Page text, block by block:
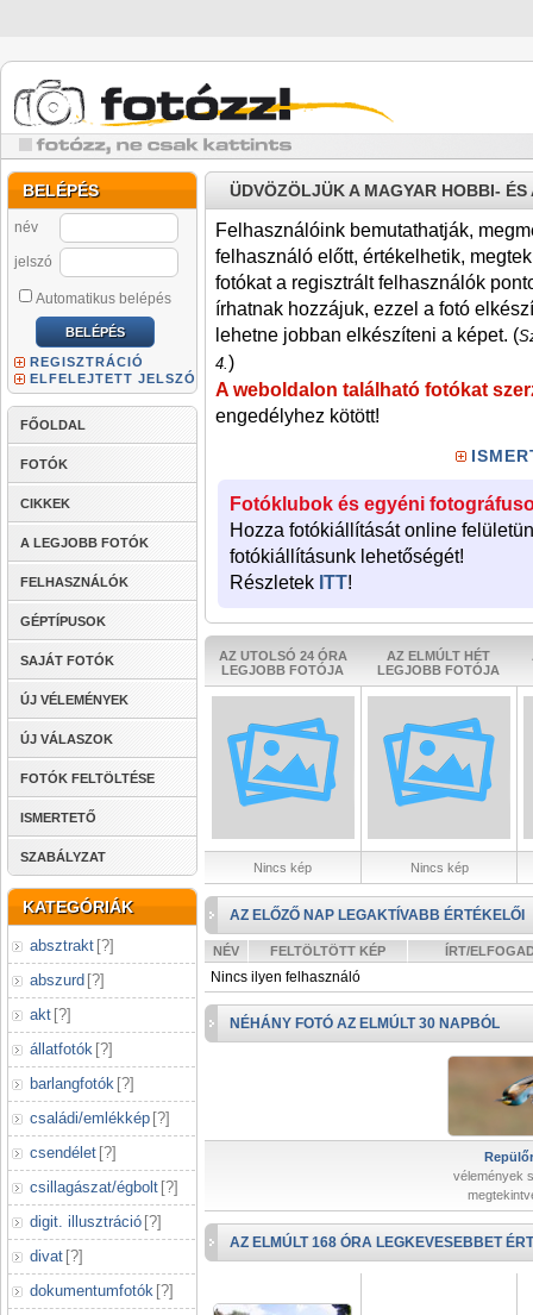
BELÉPÉS
név
jelszó
Automatikus belépés
REGISZTRÁCIÓ
ELFELEJTETT JELSZÓ
FŐOLDAL
FOTÓK
CIKKEK
A LEGJOBB FOTÓK
FELHASZNÁLÓK
GÉPTÍPUSOK
SAJÁT FOTÓK
ÚJ VÉLEMÉNYEK
ÚJ VÁLASZOK
FOTÓK FELTÖLTÉSE
ISMERTETŐ
SZABÁLYZAT
KATEGÓRIÁK
absztrakt [?]
abszurd [?]
akt [?]
állatfotók [?]
barlangfotók [?]
családi/emlékkép [?]
csendélet [?]
csillagászat/égbolt [?]
digit. illusztráció [?]
divat [?]
dokumentumfotók [?]
ÜDVÖZÖLJÜK A MAGYAR HOBBI-
Felhasználóink bemutathatják,
felhasználó előtt, értékelhetik,
fotókat a regisztrált felhasználók
írhatnak hozzájuk, ezzel a fotó
lehetne jobban elkészíteni a képet. (
4.)
A weboldalon található fotókat
engedélyhez kötött!
Fotóklubok és egyéni
Hozza fotókiállítását online
fotókiállításunk lehetőségét!
Részletek ITT!
AZ UTOLSÓ 24 ÓRA
LEGJOBB FOTÓJA
AZ ELMÚLT HÉT
LEGJOBB FOTÓJA
Nincs kép Nincs kép
AZ ELŐZŐ NAP LEGAKTÍVABB ÉRTÉKELŐI
NÉV FELTÖLTÖTT KÉP ÍRT/
Nincs ilyen felhasználó
NÉHÁNY FOTÓ AZ ELMÚLT 30 NAPBÓL
vélemények
AZ ELMÚLT 168 ÓRA LEGKEVESEBBET